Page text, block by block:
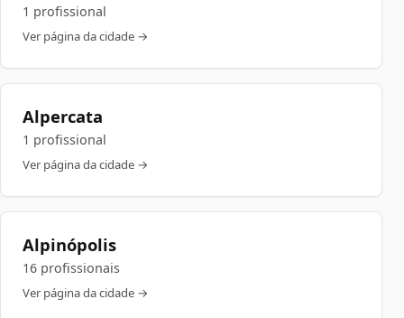
1 profissional
Ver página da cidade →
Alpercata
1 profissional
Ver página da cidade →
Alpinópolis
16 profissionais
Ver página da cidade →